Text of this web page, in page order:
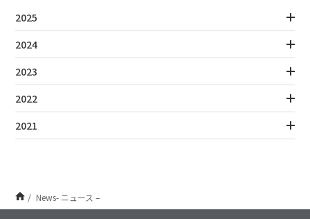
2025
2024
2023
2022
2021
News- ニュース –